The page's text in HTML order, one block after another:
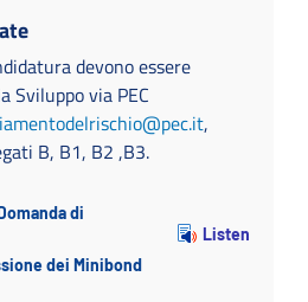
devono essere
Sviluppo via PEC
,
B, B1, B2 ,B3.
di
dei Minibond
Listen